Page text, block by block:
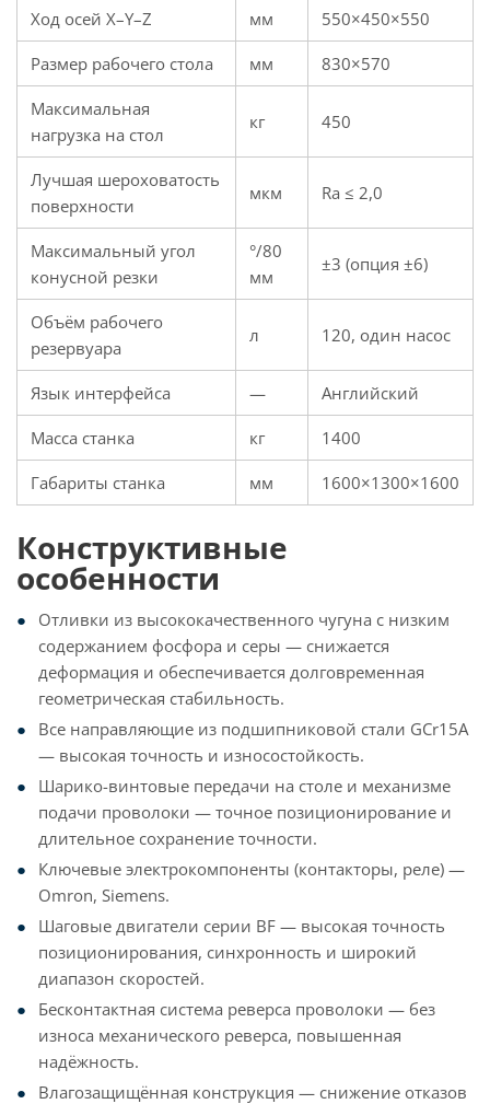
Ход осей X–Y–Z мм 550×450×550
Размер рабочего стола мм 830×570
Максимальная
нагрузка на стол
кг 450
Лучшая шероховатость
поверхности
мкм Ra ≤ 2,0
Максимальный угол
конусной резки
°/80
мм
±3 (опция ±6)
Объём рабочего
резервуара
л 120, один насос
Язык интерфейса — Английский
Масса станка кг 1400
Габариты станка мм 1600×1300×1600
Конструктивные
особенности
Отливки из высококачественного чугуна с низким
содержанием фосфора и серы — снижается
деформация и обеспечивается долговременная
геометрическая стабильность.
Все направляющие из подшипниковой стали GCr15A
— высокая точность и износостойкость.
Шарико-винтовые передачи на столе и механизме
подачи проволоки — точное позиционирование и
длительное сохранение точности.
Ключевые электрокомпоненты (контакторы, реле) —
Omron, Siemens.
Шаговые двигатели серии BF — высокая точность
позиционирования, синхронность и широкий
диапазон скоростей.
Бесконтактная система реверса проволоки — без
износа механического реверса, повышенная
надёжность.
Влагозащищённая конструкция — снижение отказов